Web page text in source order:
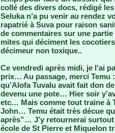
collé des divers docs, rédigé
Seluka n’a pu venir au rendez
rapatrié à Suva pour raison
de commentaires sur une
mites qui déciment les
décimeur non toxique..
Ce vendredi après midi, je l’ai
prix… Au passage, merci Temu
qu’Alofa Tuvalu avait fait don
devenu une pote… Hier soir
etc… Mais comme tout traine à
John… Temu était très décue
après”… J’y retournerai
école de St Pierre et Miquelon